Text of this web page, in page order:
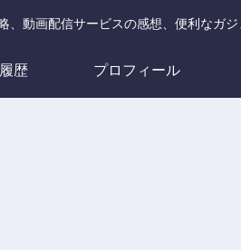
、動画配信サービスの感想、便利なガ
歴 プロフィール